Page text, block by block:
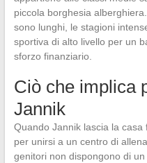
piccola borghesia
sono lunghi, le stagioni
sportiva di alto livello per un
sforzo finanziario.
Ciò che implica
Jannik
Quando Jannik lascia la casa
per unirsi a un centro di
genitori non dispongono di